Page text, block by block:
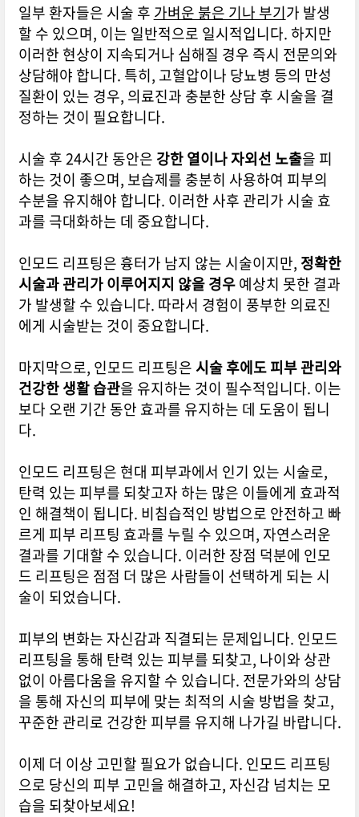
일부 환자들은 시술 후 가벼운 붉은 기나 부기가 발생
할 수 있으며, 이는 일반적으로 일시적입니다. 하지만
이러한 현상이 지속되거나 심해질 경우 즉시 전문의와
상담해야 합니다. 특히, 고혈압이나 당뇨병 등의 만성
질환이 있는 경우, 의료진과 충분한 상담 후 시술을 결
정하는 것이 필요합니다.
시술 후 24시간 동안은 강한 열이나 자외선 노출을 피
하는 것이 좋으며, 보습제를 충분히 사용하여 피부의
수분을 유지해야 합니다. 이러한 사후 관리가 시술 효
과를 극대화하는 데 중요합니다.
인모드 리프팅은 흉터가 남지 않는 시술이지만, 정확한
시술과 관리가 이루어지지 않을 경우예상치 못한 결과
가 발생할 수 있습니다. 따라서 경험이 풍부한 의료진
에게 시술받는 것이 중요합니다.
마지막으로, 인모드 리프팅은시술 후에도 피부 관리와
건강한 생활 습관을 유지하는 것이 필수적입니다. 이는
보다 오랜 기간 동안 효과를 유지하는 데 도움이 됩니
다.
인모드 리프팅은 현대 피부과에서 인기 있는 시술로,
탄력 있는 피부를 되찾고자 하는 많은 이들에게 효과적
인 해결책이 됩니다. 비침습적인 방법으로 안전하고 빠
르게 피부 리프팅 효과를 누릴 수 있으며, 자연스러운
결과를 기대할 수 있습니다. 이러한 장점 덕분에 인모
드 리프팅은 점점 더 많은 사람들이 선택하게 되는 시
술이 되었습니다.
피부의 변화는 자신감과 직결되는 문제입니다. 인모드
리프팅을 통해 탄력 있는 피부를 되찾고, 나이와 상관
없이 아름다움을 유지할 수 있습니다. 전문가와의 상담
을 통해 자신의 피부에 맞는 최적의 시술 방법을 찾고,
꾸준한 관리로 건강한 피부를 유지해 나가길 바랍니다.
이제 더 이상 고민할 필요가 없습니다. 인모드 리프팅
으로 당신의 피부 고민을 해결하고, 자신감 넘치는 모
습을 되찾아보세요!